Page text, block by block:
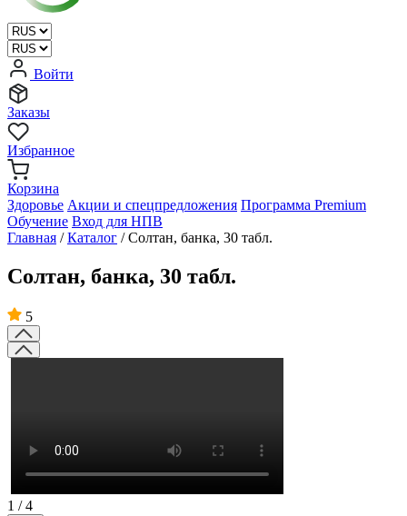
Войти
Заказы
Избранное
Корзина
Здоровье Акции и спецпредложения Программа Premium
Обучение Вход для НПВ
Главная / Каталог / Солтан, банка, 30 табл.
Солтан, банка, 30 табл.
5
1 / 4